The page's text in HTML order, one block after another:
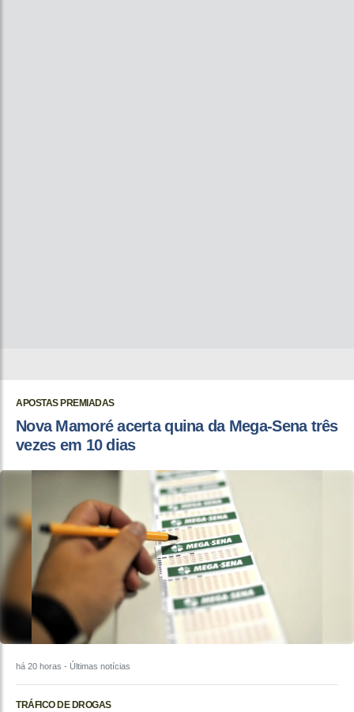
APOSTAS PREMIADAS
Nova Mamoré acerta quina da Mega-Sena três
vezes em 10 dias
há 20 horas - Últimas notícias
TRÁFICO DE DROGAS